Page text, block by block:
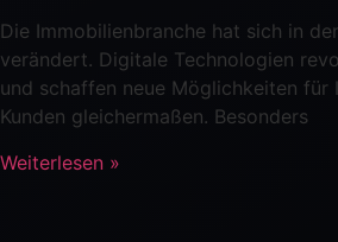
Die Immobilienbranche hat sich in
verändert. Digitale Technologien
und schaffen neue Möglichkeiten für
Kunden gleichermaßen. Besonders
Weiterlesen »